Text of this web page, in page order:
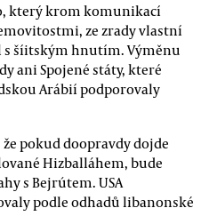
který krom komunikací
ze zrady vlastní
šíitským hnutím. Výměnu
ani Spojené státy, které
Arábií podporovaly
pokud doopravdy dojde
Hizballáhem, bude
s Bejrútem. USA
podle odhadů libanonské